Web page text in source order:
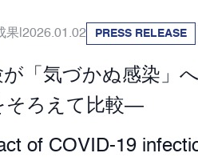
果 2026.01.02 PRESS RELEASE
が「気づかぬ感染」
そろえて比較―
of COVID-19